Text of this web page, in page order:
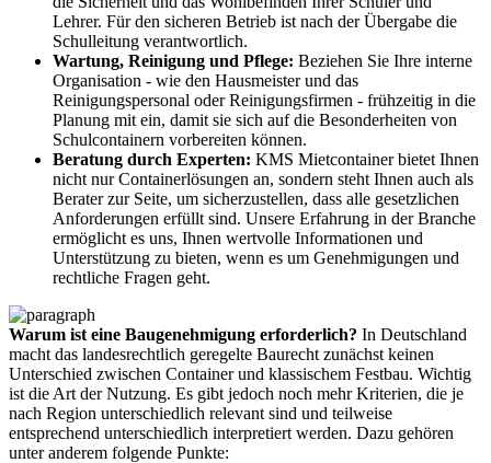
Lehrer. Für den sicheren Betrieb ist nach der Übergabe die
Schulleitung verantwortlich.
Wartung, Reinigung und Pflege: Beziehen Sie Ihre interne
Organisation - wie den Hausmeister und das
Reinigungspersonal oder Reinigungsfirmen - frühzeitig in die
Planung mit ein, damit sie sich auf die Besonderheiten von
Schulcontainern vorbereiten können.
Beratung durch Experten: KMS Mietcontainer bietet Ihnen
nicht nur Containerlösungen an, sondern steht Ihnen auch als
Berater zur Seite, um sicherzustellen, dass alle gesetzlichen
Anforderungen erfüllt sind. Unsere Erfahrung in der Branche
ermöglicht es uns, Ihnen wertvolle Informationen und
Unterstützung zu bieten, wenn es um Genehmigungen und
rechtliche Fragen geht.
Warum ist eine Baugenehmigung erforderlich? In Deutschland
macht das landesrechtlich geregelte Baurecht zunächst keinen
Unterschied zwischen Container und klassischem Festbau. Wichtig
ist die Art der Nutzung. Es gibt jedoch noch mehr Kriterien, die je
nach Region unterschiedlich relevant sind und teilweise
entsprechend unterschiedlich interpretiert werden. Dazu gehören
unter anderem folgende Punkte: